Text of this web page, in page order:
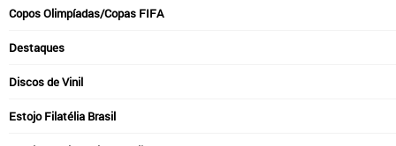
Copos Olimpíadas/Copas FIFA
Destaques
Discos de Vinil
Estojo Filatélia Brasil